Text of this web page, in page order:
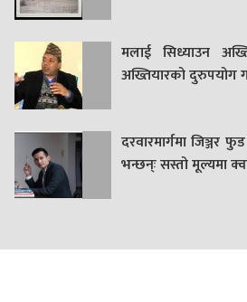
मलाई सिध्याउन
अख्तियारको दुरुपयोग
दरवारमार्गमा जिञ्जर
भन्छन्ः सस्तो मूल्यमा